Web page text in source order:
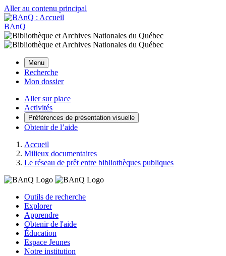
Aller au contenu principal
BAnQ
Menu
Recherche
Mon dossier
Aller sur place
Activités
Préférences de présentation visuelle
Obtenir de l’aide
Accueil
Milieux documentaires
Le réseau de prêt entre bibliothèques publiques
Outils de recherche
Explorer
Apprendre
Obtenir de l'aide
Éducation
Espace Jeunes
Notre institution